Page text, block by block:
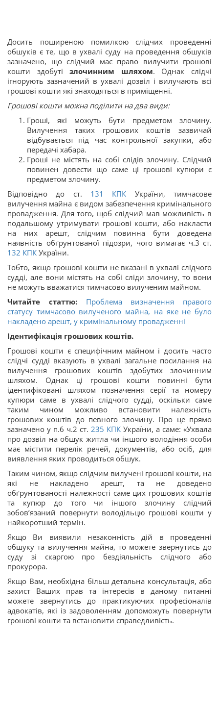
Досить поширеною помилкою слідчих проведенні
обшуків є те, що в ухвалі суду на проведення обшуків
зазначено, що слідчий має право вилучити грошові
кошти здобутізлочинним шляхом. Однак слідчі
ігнорують зазначений в ухвалі дозвіл і вилучають всі
грошові кошти які знаходяться в приміщенні.
Грошові кошти можна поділити на два види:
Гроші, які можуть бути предметом злочину.
Вилучення таких грошових коштів зазвичай
відбувається під час контрольної закупки, або
передачі хабара.
Гроші не містять на собі слідів злочину. Слідчий
повинен довести що саме ці грошові купюри є
предметом злочину.
Відповідно до ст. 131 КПК України, тимчасове
вилучення майна є видом забезпечення кримінального
провадження. Для того, щоб слідчий мав можливість в
подальшому утримувати грошові кошти, або накласти
на них арешт, слідчим повинна бути доведена
наявність обґрунтованої підозри, чого вимагає ч.3 ст.
132 КПК України.
Тобто, якщо грошові кошти не вказані в ухвалі слідчого
судді, але вони містять на собі сліди злочину, то вони
не можуть вважатися тимчасово вилученим майном.
Читайте статтю:
Проблема визначення правого
статусу тимчасово вилученого майна, на яке не було
накладено арешт, у кримінальному провадженні
Ідентифікація грошових коштів.
Грошові кошти є специфічним майном і досить часто
слідчі судді вказують в ухвалі загальне посилання на
вилучення грошових коштів здобутих злочинним
шляхом. Однак ці грошові кошти повинні бути
ідентифіковані шляхом позначення серії та номеру
купюри саме в ухвалі слідчого судді, оскільки саме
таким чином можливо встановити належність
грошових коштів до певного злочину. Про це прямо
зазначено у п.6 ч.2 ст. 235 КПК України, а саме: «Ухвала
про дозвіл на обшук житла чи іншого володіння особи
має містити перелік речей, документів, або осіб, для
виявлення яких проводиться обшук.
Таким чином, якщо слідчим вилучені грошові кошти, на
які не накладено арешт, та не доведено
обґрунтованості належності саме цих грошових коштів
та купюр до того чи іншого злочину слідчий
зобов’язаний повернути володільцю грошові кошти у
найкоротший термін.
Якщо Ви виявили незаконність дій в проведенні
обшуку та вилучення майна, то можете звернутись до
суду зі скаргою про бездіяльність слідчого або
прокурора.
Якщо Вам, необхідна більш детальна консультація, або
захист Ваших прав та інтересів в даному питанні
можете звернутись до практикуючих професіоналів
адвокатів, які із задоволенням допоможуть повернути
грошові кошти та встановити справедливість.